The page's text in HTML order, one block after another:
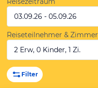
03.09.26 - 05.09.26
Reiseteilnehmer & Zimmer
2 Erw, 0 Kinder, 1 Zi.
Filter